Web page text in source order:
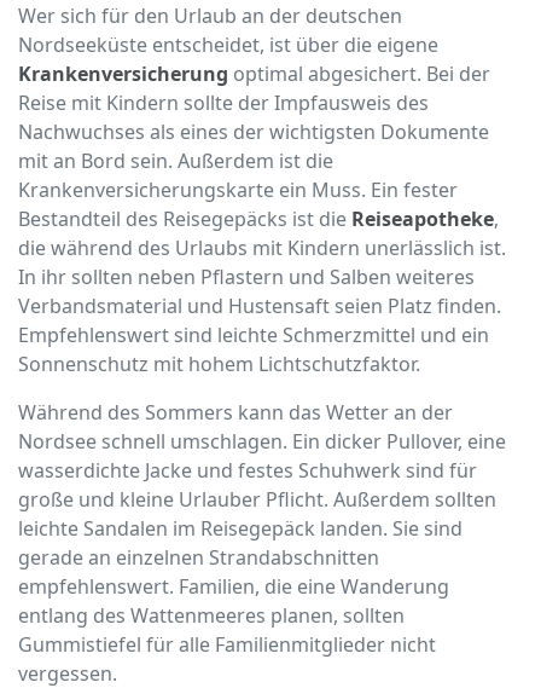
Wer sich für den Urlaub an der deutschen
Nordseeküste entscheidet, ist über die eigene
Krankenversicherung optimal abgesichert. Bei der
Reise mit Kindern sollte der Impfausweis des
Nachwuchses als eines der wichtigsten Dokumente
mit an Bord sein. Außerdem ist die
Krankenversicherungskarte ein Muss. Ein fester
Bestandteil des Reisegepäcks ist die Reiseapotheke,
die während des Urlaubs mit Kindern unerlässlich ist.
In ihr sollten neben Pflastern und Salben weiteres
Verbandsmaterial und Hustensaft seien Platz finden.
Empfehlenswert sind leichte Schmerzmittel und ein
Sonnenschutz mit hohem Lichtschutzfaktor.
Während des Sommers kann das Wetter an der
Nordsee schnell umschlagen. Ein dicker Pullover, eine
wasserdichte Jacke und festes Schuhwerk sind für
große und kleine Urlauber Pflicht. Außerdem sollten
leichte Sandalen im Reisegepäck landen. Sie sind
gerade an einzelnen Strandabschnitten
empfehlenswert. Familien, die eine Wanderung
entlang des Wattenmeeres planen, sollten
Gummistiefel für alle Familienmitglieder nicht
vergessen.